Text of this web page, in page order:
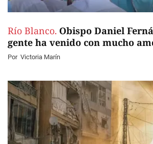
Río Blanco. Obispo Daniel
gente ha venido con mucho
Por Victoria Marín